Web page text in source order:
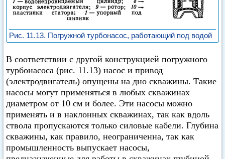
Рис. 11.13. Погружной турбонасос, работающий под водой
В соответствии с другой конструкцией погружного
турбонасоса (рис. 11.13) насос и привод
(электродвигатель) опущены на дно скважины. Такие
насосы могут применяться в любых скважинах
диаметром от 10 см и более. Эти насосы можно
применять и в наклонных скважинах, так как вдоль
ствола пропускаются только силовые кабели. Глубина
скважины, как правило, неограниченна, так как
промышленность выпускает насосы,